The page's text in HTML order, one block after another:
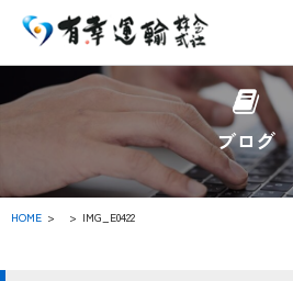
ブログ
HOME > IMG_E0422